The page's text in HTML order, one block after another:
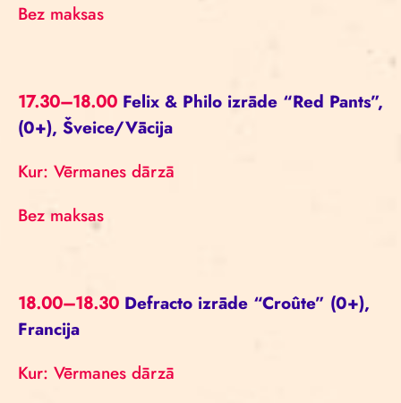
Bez maksas
17.30–18.00 Felix & Philo izrāde “Red Pants”,
(0+), Šveice/Vācija
Kur: Vērmanes dārzā
Bez maksas
18.00–18.30 Defracto izrāde “Croûte” (0+),
Francija
Kur: Vērmanes dārzā